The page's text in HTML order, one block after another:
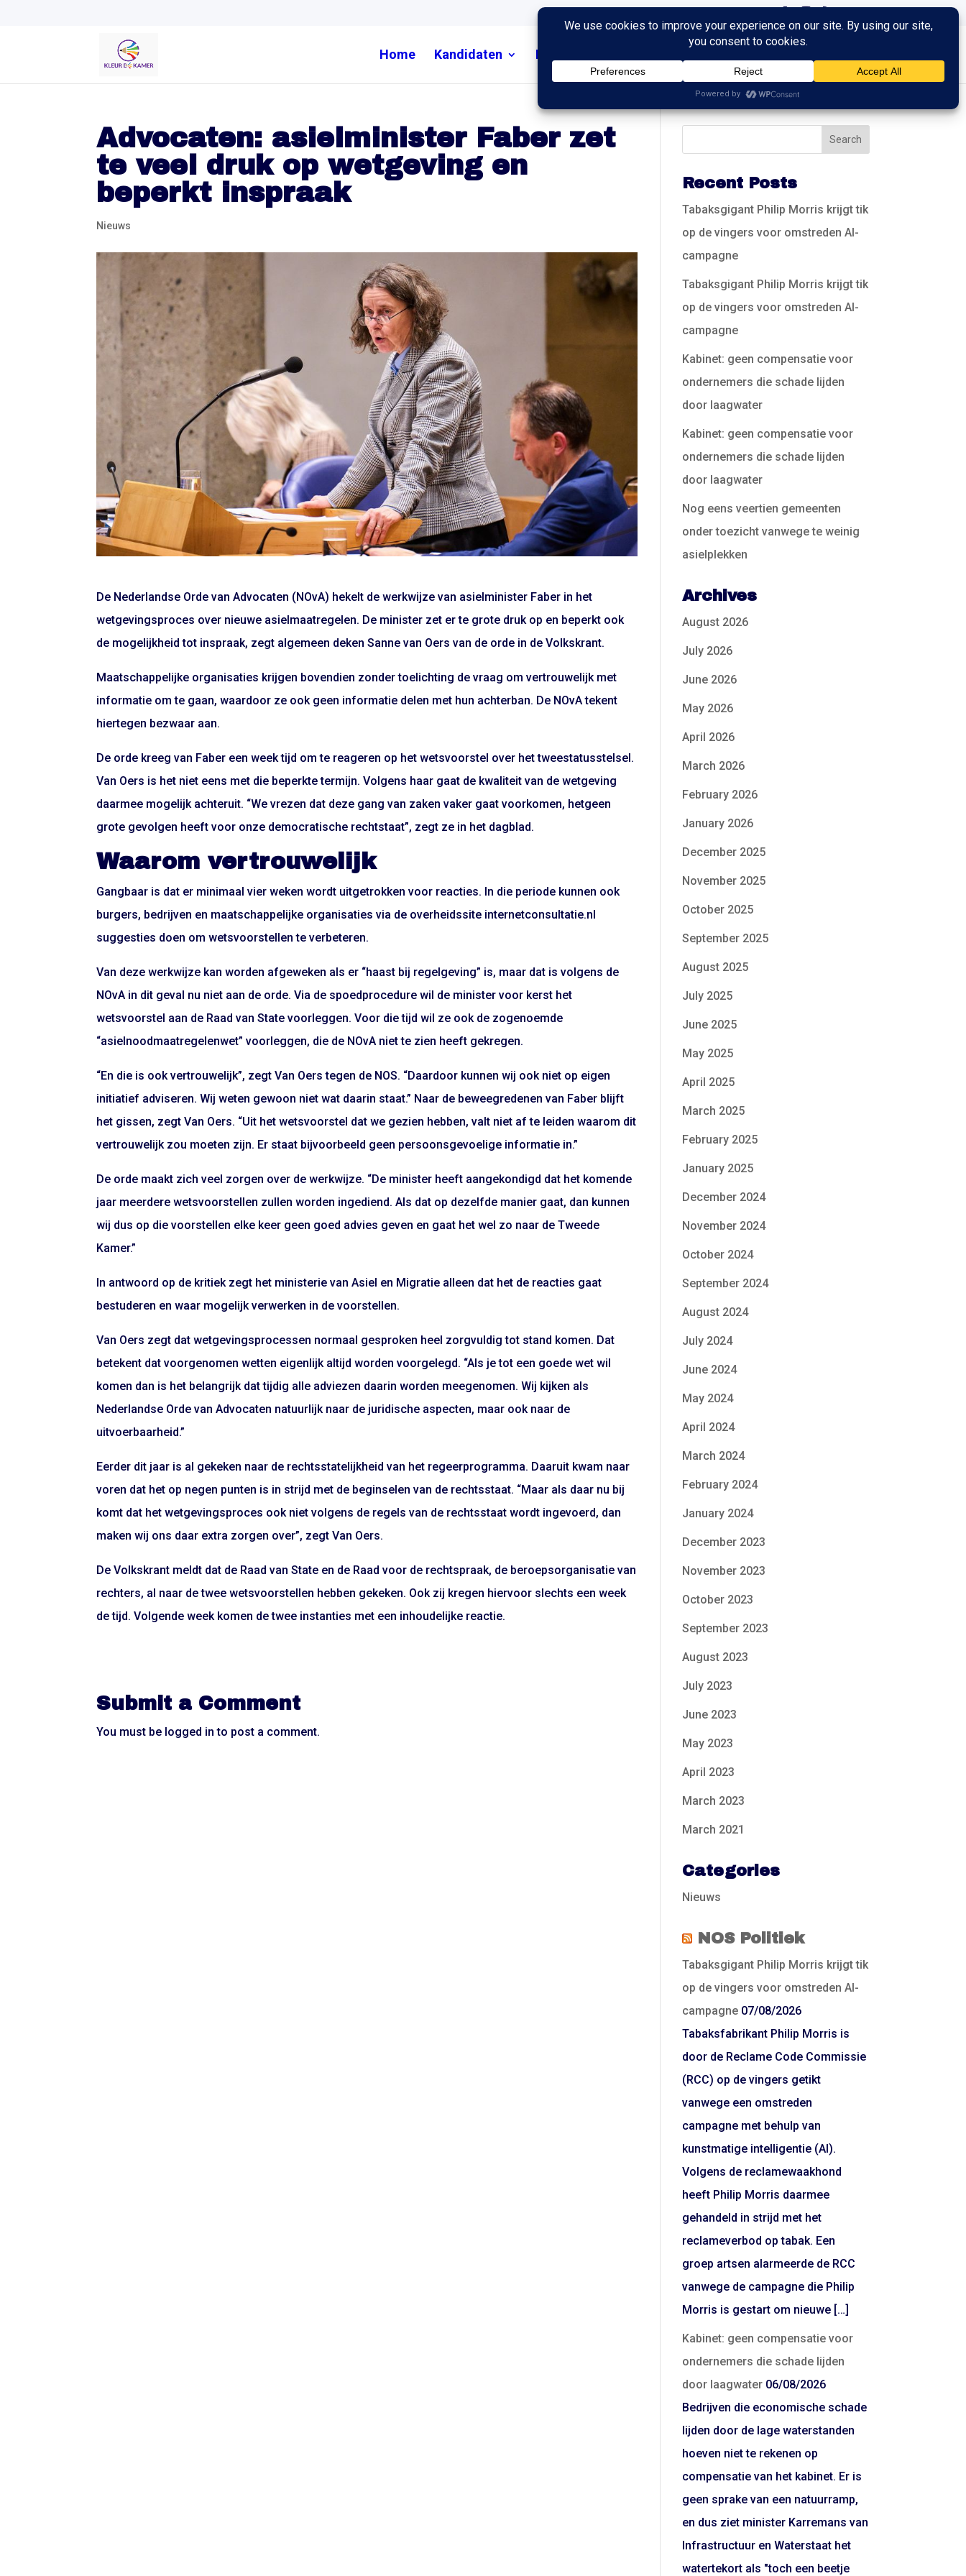
Home Kandidaten Nieuws
Advocaten: asielminister Faber zet
te veel druk op wetgeving en
beperkt inspraak
Nieuws
De Nederlandse Orde van Advocaten (NOvA) hekelt de werkwijze van asielminister Faber in het
wetgevingsproces over nieuwe asielmaatregelen. De minister zet er te grote druk op en beperkt ook
de mogelijkheid tot inspraak, zegt algemeen deken Sanne van Oers van de orde in de Volkskrant.
Maatschappelijke organisaties krijgen bovendien zonder toelichting de vraag om vertrouwelijk met
informatie om te gaan, waardoor ze ook geen informatie delen met hun achterban. De NOvA tekent
hiertegen bezwaar aan.
De orde kreeg van Faber een week tijd om te reageren op het wetsvoorstel over het tweestatusstelsel.
Van Oers is het niet eens met die beperkte termijn. Volgens haar gaat de kwaliteit van de wetgeving
daarmee mogelijk achteruit. “We vrezen dat deze gang van zaken vaker gaat voorkomen, hetgeen
grote gevolgen heeft voor onze democratische rechtstaat”, zegt ze in het dagblad.
Waarom vertrouwelijk
Gangbaar is dat er minimaal vier weken wordt uitgetrokken voor reacties. In die periode kunnen ook
burgers, bedrijven en maatschappelijke organisaties via de overheidssite internetconsultatie.nl
suggesties doen om wetsvoorstellen te verbeteren.
Van deze werkwijze kan worden afgeweken als er “haast bij regelgeving” is, maar dat is volgens de
NOvA in dit geval nu niet aan de orde. Via de spoedprocedure wil de minister voor kerst het
wetsvoorstel aan de Raad van State voorleggen. Voor die tijd wil ze ook de zogenoemde
“asielnoodmaatregelenwet” voorleggen, die de NOvA niet te zien heeft gekregen.
“En die is ook vertrouwelijk”, zegt Van Oers tegen de NOS. “Daardoor kunnen wij ook niet op eigen
initiatief adviseren. Wij weten gewoon niet wat daarin staat.” Naar de beweegredenen van Faber blijft
het gissen, zegt Van Oers. “Uit het wetsvoorstel dat we gezien hebben, valt niet af te leiden waarom dit
vertrouwelijk zou moeten zijn. Er staat bijvoorbeeld geen persoonsgevoelige informatie in.”
De orde maakt zich veel zorgen over de werkwijze. “De minister heeft aangekondigd dat het komende
jaar meerdere wetsvoorstellen zullen worden ingediend. Als dat op dezelfde manier gaat, dan kunnen
wij dus op die voorstellen elke keer geen goed advies geven en gaat het wel zo naar de Tweede
Kamer.”
In antwoord op de kritiek zegt het ministerie van Asiel en Migratie alleen dat het de reacties gaat
bestuderen en waar mogelijk verwerken in de voorstellen.
Van Oers zegt dat wetgevingsprocessen normaal gesproken heel zorgvuldig tot stand komen. Dat
betekent dat voorgenomen wetten eigenlijk altijd worden voorgelegd. “Als je tot een goede wet wil
komen dan is het belangrijk dat tijdig alle adviezen daarin worden meegenomen. Wij kijken als
Nederlandse Orde van Advocaten natuurlijk naar de juridische aspecten, maar ook naar de
uitvoerbaarheid.”
Eerder dit jaar is al gekeken naar de rechtsstatelijkheid van het regeerprogramma. Daaruit kwam naar
voren dat het op negen punten is in strijd met de beginselen van de rechtsstaat. “Maar als daar nu bij
komt dat het wetgevingsproces ook niet volgens de regels van de rechtsstaat wordt ingevoerd, dan
maken wij ons daar extra zorgen over”, zegt Van Oers.
De Volkskrant meldt dat de Raad van State en de Raad voor de rechtspraak, de beroepsorganisatie van
rechters, al naar de twee wetsvoorstellen hebben gekeken. Ook zij kregen hiervoor slechts een week
de tijd. Volgende week komen de twee instanties met een inhoudelijke reactie.
Submit a Comment
You must be logged in to post a comment.
Recent Posts
Tabaksgigant Philip Morris krijgt tik
op de vingers voor omstreden AI-
campagne
Tabaksgigant Philip Morris krijgt tik
op de vingers voor omstreden AI-
campagne
Kabinet: geen compensatie voor
ondernemers die schade lijden
door laagwater
Kabinet: geen compensatie voor
ondernemers die schade lijden
door laagwater
Nog eens veertien gemeenten
onder toezicht vanwege te weinig
asielplekken
Archives
August 2026
July 2026
June 2026
May 2026
April 2026
March 2026
February 2026
January 2026
December 2025
November 2025
October 2025
September 2025
August 2025
July 2025
June 2025
May 2025
April 2025
March 2025
February 2025
January 2025
December 2024
November 2024
October 2024
September 2024
August 2024
July 2024
June 2024
May 2024
April 2024
March 2024
February 2024
January 2024
December 2023
November 2023
October 2023
September 2023
August 2023
July 2023
June 2023
May 2023
April 2023
March 2023
March 2021
Categories
Nieuws
NOS Politiek
Tabaksgigant Philip Morris krijgt tik
op de vingers voor omstreden AI-
campagne 07/08/2026
Tabaksfabrikant Philip Morris is
door de Reclame Code Commissie
(RCC) op de vingers getikt
vanwege een omstreden
campagne met behulp van
kunstmatige intelligentie (AI).
Volgens de reclamewaakhond
heeft Philip Morris daarmee
gehandeld in strijd met het
reclameverbod op tabak. Een
groep artsen alarmeerde de RCC
vanwege de campagne die Philip
Morris is gestart om nieuwe […]
Kabinet: geen compensatie voor
ondernemers die schade lijden
door laagwater 06/08/2026
Bedrijven die economische schade
lijden door de lage waterstanden
hoeven niet te rekenen op
compensatie van het kabinet. Er is
geen sprake van een natuurramp,
en dus ziet minister Karremans van
Infrastructuur en Waterstaat het
watertekort als "toch een beetje